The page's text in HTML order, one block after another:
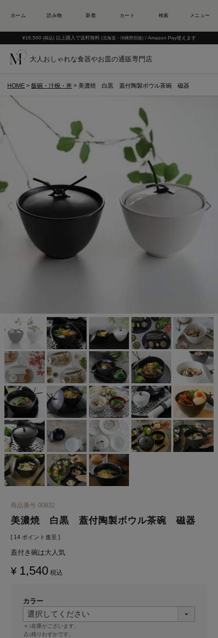
¥16,500 (税込) 以上購入で送料無料 (北海道・沖縄県別途) / Amazon Pay使えます
大人おしゃれな食器やお皿の通販専門店
HOME 飯碗・汁椀・丼 美濃焼 白黒 蓋付陶製ボウル茶碗 磁器
商品番号 00832
美濃焼 白黒 蓋付陶製ボウル茶碗 磁器
[ 14 ポイント進呈 ]
蓋付き碗は大人気
¥ 1,540 税込
カラー
○
在庫がございます。
△ 残りわずかです。